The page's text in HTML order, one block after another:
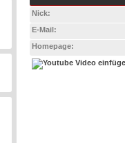
Nick:
E-Mail:
Homepage: